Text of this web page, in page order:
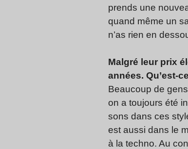
prends une
quand même un
n’as rien en
Malgré leur prix
années. Qu’est-
Beaucoup de
on a toujours été
sons dans ces
est aussi dans le
à la techno. Au